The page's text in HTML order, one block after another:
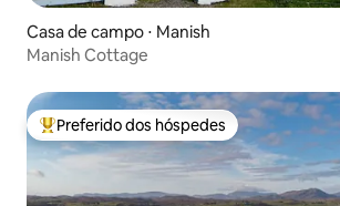
Casa de campo ⋅ Manish
Manish Cottage
Entre os melhores preferidos dos hóspedes
Preferido dos hóspedes